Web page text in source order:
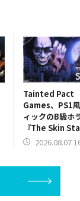
Tainted Pact
Games、PS1
ィックのB級ホ
『The Skin
を配信開始！
2026.08.07